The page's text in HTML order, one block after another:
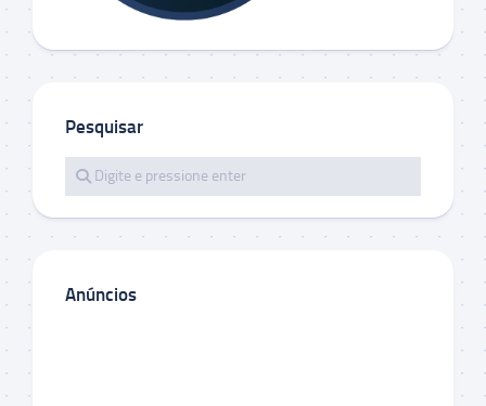
Pesquisar
Anúncios